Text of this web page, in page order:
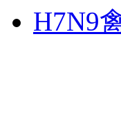
外交部：有关国
H7N9